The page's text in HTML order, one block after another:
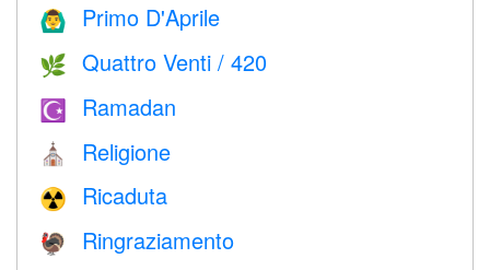
🙆‍♂️ Primo D'Aprile
🌿 Quattro Venti / 420
☪️ Ramadan
⛪️ Religione
☢️ Ricaduta
🦃 Ringraziamento